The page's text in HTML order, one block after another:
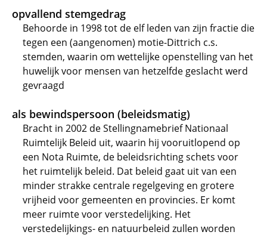
opvallend stemgedrag
Behoorde in 1998 tot de elf leden van zijn fractie die
tegen een (aangenomen) motie-Dittrich c.s.
stemden, waarin om wettelijke openstelling van het
huwelijk voor mensen van hetzelfde geslacht werd
gevraagd
als bewindspersoon (beleidsmatig)
Bracht in 2002 de Stellingnamebrief Nationaal
Ruimtelijk Beleid uit, waarin hij vooruitlopend op
een Nota Ruimte, de beleidsrichting schets voor
het ruimtelijk beleid. Dat beleid gaat uit van een
minder strakke centrale regelgeving en grotere
vrijheid voor gemeenten en provincies. Er komt
meer ruimte voor verstedelijking. Het
verstedelijkings- en natuurbeleid zullen worden